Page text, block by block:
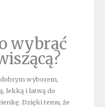
wybrać
wyborem,
lekką i łatwą do
Dzięki temu, że